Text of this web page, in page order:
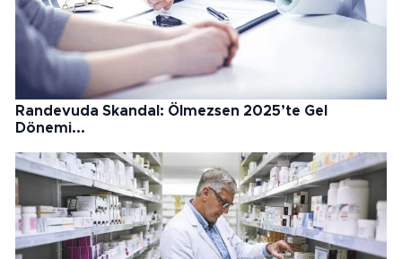
Randevuda Skandal: Ölmezsen 2025’te Gel
Dönemi...